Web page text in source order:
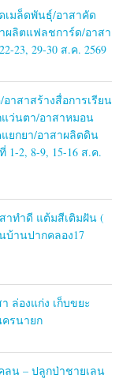
เมล็ดพันธุ์/อาสาคัด
ผลิตแฟลชการ์ด/อาสา
23, 29-30 ส.ค. 2569
าสาสร้างสื่อการเรียน
ว่นตา/อาสาหมอน
ยกยา/อาสาผลิตดิน
2, 8-9, 15-16 ส.ค.
าทำดี แต้มสีเติมฝัน (
บ้านปากคลอง17
ล่องแก่ง เก็บขยะ
รนายก
ลน – ปลูกป่าชายเลน